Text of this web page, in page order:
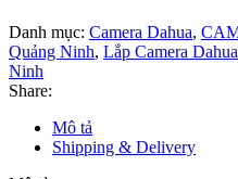
Danh mục: Camera Dahua,
Quảng Ninh, Lắp Camera Dahua
Ninh
Share:
Mô tả
Shipping & Delivery